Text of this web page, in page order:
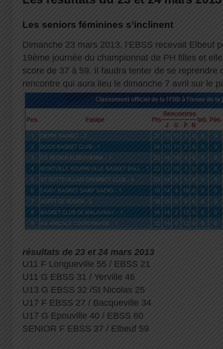
Les seniors féminines s’inclinent
Dimanche 23 mars 2013, l’EBSS recevait Elbeuf
19ème journée du championnat de PH filles et
score de 37 à 59. Il faudra tenter de se reprendre
rencontre qui aura lieu le dimanche 7 avril sur le
résultats de 23 et 24 mars 2013
U11 F Longueville 55 / EBSS 21
U11 G EBSS 31 / Yerville 46
U13 G EBSS 32 /St Nicolas 25
U17 F EBSS 27 / Bacqueville 34
U17 G Epouville 40 / EBSS 60
SENIOR F EBSS 37 / Elbeuf 59